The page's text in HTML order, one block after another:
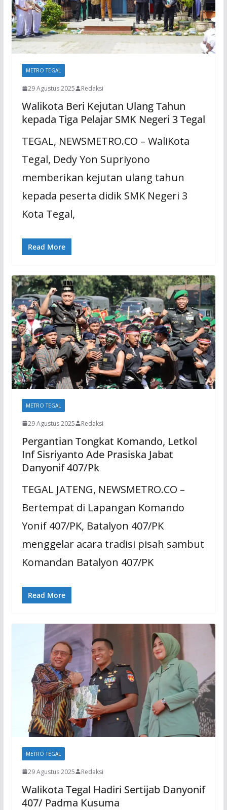
METRO TEGAL
29 Agustus 2025 Redaksi
Walikota Beri Kejutan Ulang Tahun
kepada Tiga Pelajar SMK Negeri 3 Tegal
TEGAL, NEWSMETRO.CO – WaliKota
Tegal, Dedy Yon Supriyono
memberikan kejutan ulang tahun
kepada peserta didik SMK Negeri 3
Kota Tegal,
Read More
METRO TEGAL
29 Agustus 2025 Redaksi
Pergantian Tongkat Komando, Letkol
Inf Sisriyanto Ade Prasiska Jabat
Danyonif 407/Pk
TEGAL JATENG, NEWSMETRO.CO –
Bertempat di Lapangan Komando
Yonif 407/PK, Batalyon 407/PK
menggelar acara tradisi pisah sambut
Komandan Batalyon 407/PK
Read More
METRO TEGAL
29 Agustus 2025 Redaksi
Walikota Tegal Hadiri Sertijab Danyonif
407/ Padma Kusuma